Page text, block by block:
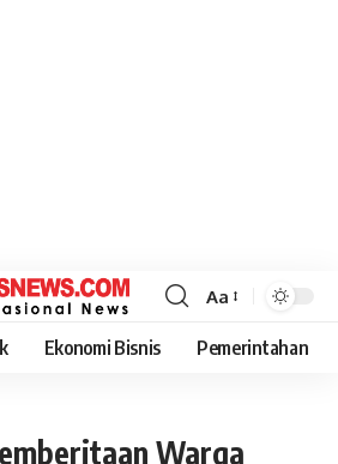
Aa
Ekonomi Bisnis Pemerintahan
Warga